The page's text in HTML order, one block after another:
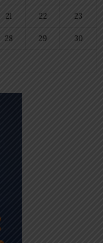
21 22 23
28 29 30